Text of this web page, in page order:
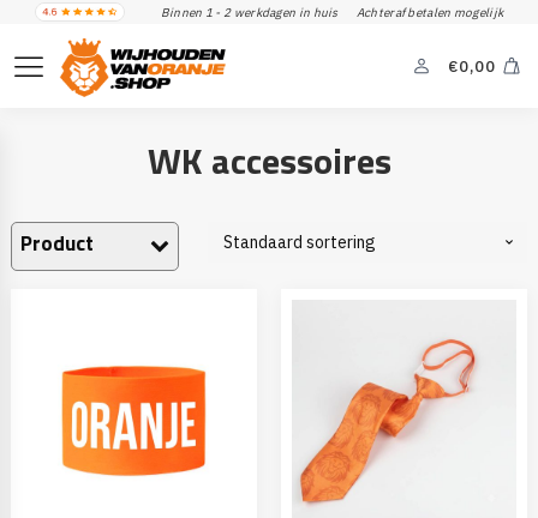
Binnen 1 - 2 werkdagen in huis Achteraf betalen mogelijk
€0,00
WK accessoires
Product